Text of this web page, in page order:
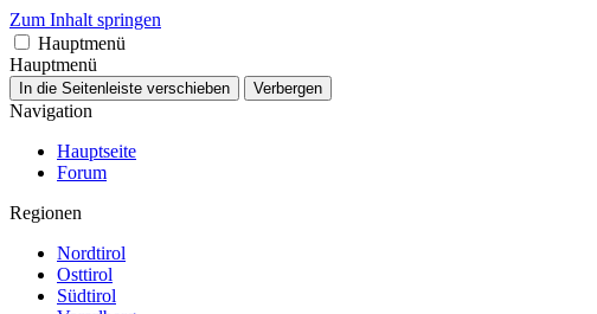
Zum Inhalt springen
Hauptmenü
Hauptmenü
In die Seitenleiste verschieben Verbergen
Navigation
Hauptseite
Forum
Regionen
Nordtirol
Osttirol
Südtirol